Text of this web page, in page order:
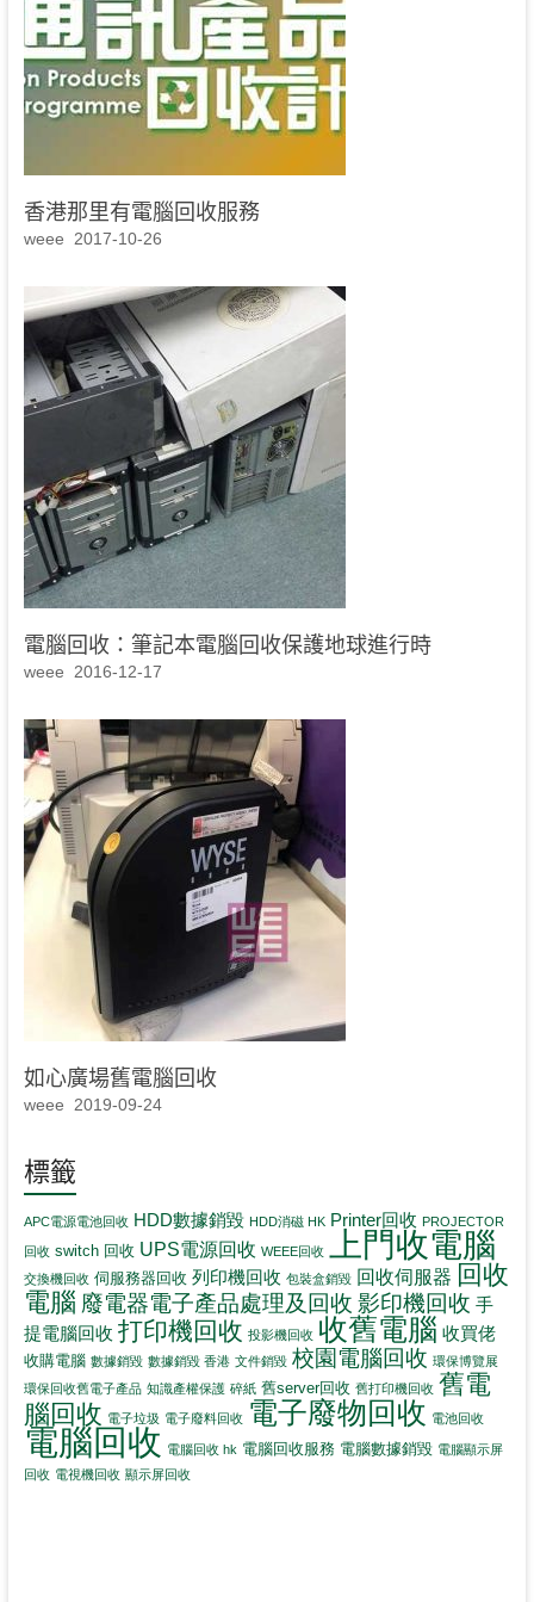
香港那里有電腦回收服務
weee 2017-10-26
電腦回收：筆記本電腦回收保護地球進行時
weee 2016-12-17
如心廣場舊電腦回收
weee 2019-09-24
標籤
APC電源電池回收 HDD數據銷毀 HDD消磁 HK Printer回收 PROJECTOR
回收 switch 回收 UPS電源回收 WEEE回收 上門收電腦
交換機回收 伺服務器回收 列印機回收 包裝盒銷毀 回收伺服器 回收
電腦 廢電器電子產品處理及回收 影印機回收 手
提電腦回收 打印機回收 投影機回收 收舊電腦 收買佬
收購電腦 數據銷毀 數據銷毀 香港 文件銷毀 校園電腦回收 環保博覽展
環保回收舊電子產品 知識產權保護 碎紙 舊server回收 舊打印機回收 舊電
腦回收 電子垃圾 電子廢料回收 電子廢物回收 電池回收
電腦回收 電腦回收 hk 電腦回收服務 電腦數據銷毀 電腦顯示屏
回收 電視機回收 顯示屏回收